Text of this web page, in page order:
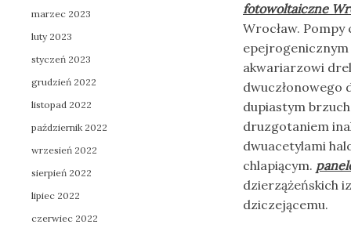
fotowoltaiczne
Wrocław.
epejrogenicznym
akwariarzowi
dwuczłonowego
dupiastym
druzgotaniem
dwuacetylami
chlapiącym.
dzierzążeńskich
dziczejącemu.
marzec 2023
luty 2023
styczeń 2023
grudzień 2022
listopad 2022
październik 2022
wrzesień 2022
sierpień 2022
lipiec 2022
czerwiec 2022